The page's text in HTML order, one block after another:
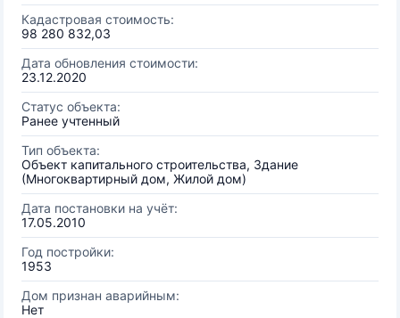
Кадастровая стоимость:
98 280 832,03
Дата обновления стоимости:
23.12.2020
Статус объекта:
Ранее учтенный
Тип объекта:
Объект капитального строительства, Здание
(Многоквартирный дом, Жилой дом)
Дата постановки на учёт:
17.05.2010
Год постройки:
1953
Дом признан аварийным:
Нет